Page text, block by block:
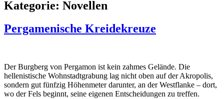
Kategorie: Novellen
Pergamenische Kreidekreuze
Der Burgberg von Pergamon ist kein zahmes Gelände. Die
hellenistische Wohnstadtgrabung lag nicht oben auf der Akropolis,
sondern gut fünfzig Höhenmeter darunter, an der Westflanke – dort,
wo der Fels beginnt, seine eigenen Entscheidungen zu treffen.